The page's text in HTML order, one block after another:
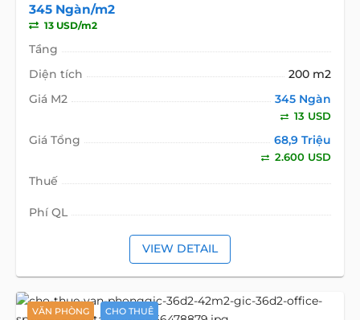
345 Ngàn/m2
13 USD/m2
Tầng
Diện tích
200 m2
Giá M2
345 Ngàn
13 USD
Giá Tổng 68,9 Triệu
2.600 USD
Thuế
Phí QL
VIEW DETAIL
VĂN PHÒNG CHO THUÊ